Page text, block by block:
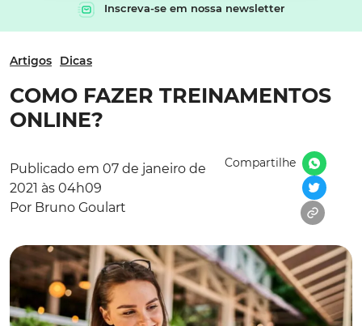
Inscreva-se em nossa newsletter
Artigos Dicas
COMO FAZER TREINAMENTOS
ONLINE?
Publicado em 07 de janeiro de
2021 às 04h09
Por Bruno Goulart
Compartilhe